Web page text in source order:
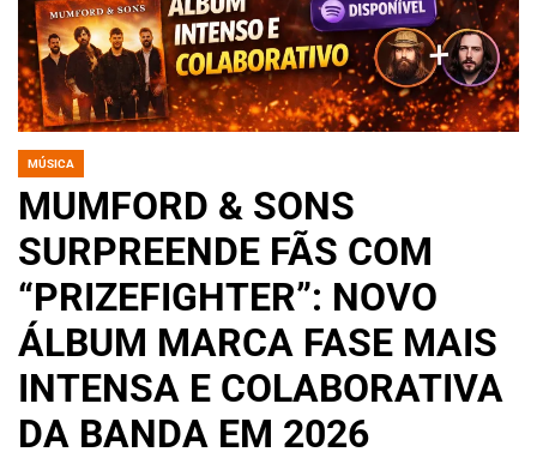
POSTED
MÚSICA
MUMFORD & SONS
SURPREENDE FÃS COM
“PRIZEFIGHTER”: NOVO
ÁLBUM MARCA FASE MAIS
INTENSA E COLABORATIVA
DA BANDA EM 2026